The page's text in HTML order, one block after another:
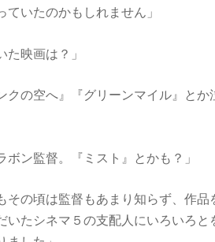
いたのかもしれません」
映画は？」
クの空へ』『グリーンマイル』と
ボン監督。『ミスト』とかも？」
その頃は監督もあまり知らず、作
いたシネマ５の支配人にいろいろ